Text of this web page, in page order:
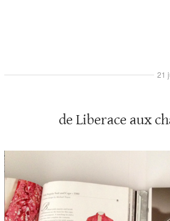
de Liberace aux
21